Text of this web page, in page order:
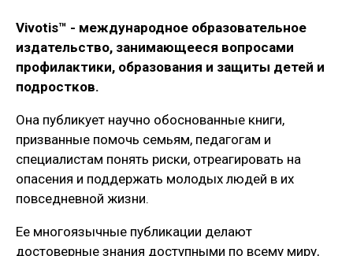
Vivotis™ - международное образовательное
издательство, занимающееся вопросами
профилактики, образования и защиты детей и
подростков.
Она публикует научно обоснованные книги,
призванные помочь семьям, педагогам и
специалистам понять риски, отреагировать на
опасения и поддержать молодых людей в их
повседневной жизни.
Ее многоязычные публикации делают
достоверные знания доступными по всему миру,